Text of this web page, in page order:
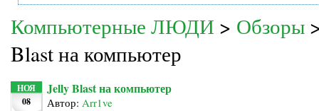
Компьютерные ЛЮДИ > Обзоры
Blast на компьютер
НОЯ
08
Jelly Blast на компьютер
Автор: Arr1ve